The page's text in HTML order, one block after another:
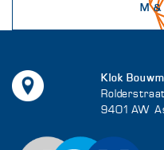
M &
Klok
9401 AW